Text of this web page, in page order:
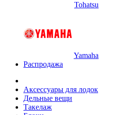
Tohatsu
Yamaha
Распродажа
Аксессуары для лодок
Дельные вещи
Такелаж